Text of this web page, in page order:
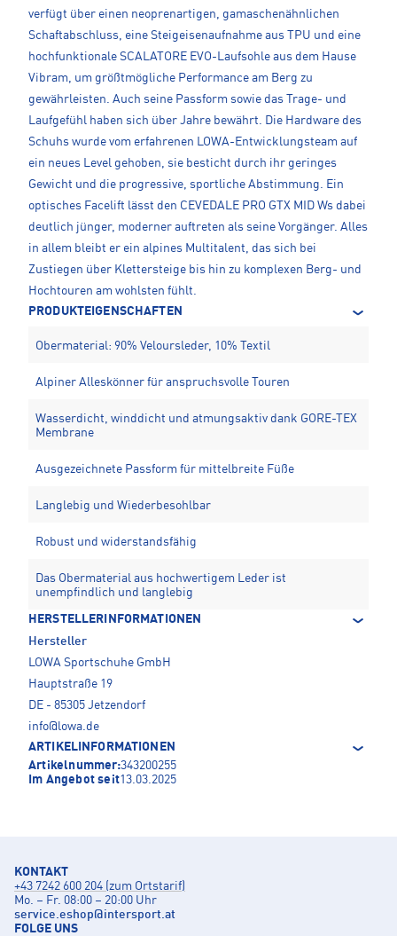
verfügt über einen neoprenartigen, gamaschenähnlichen
Schaftabschluss, eine Steigeisenaufnahme aus TPU und eine
hochfunktionale SCALATORE EVO-Laufsohle aus dem Hause
Vibram, um größtmögliche Performance am Berg zu
gewährleisten. Auch seine Passform sowie das Trage- und
Laufgefühl haben sich über Jahre bewährt. Die Hardware des
Schuhs wurde vom erfahrenen LOWA-Entwicklungsteam auf
ein neues Level gehoben, sie besticht durch ihr geringes
Gewicht und die progressive, sportliche Abstimmung. Ein
optisches Facelift lässt den CEVEDALE PRO GTX MID Ws dabei
deutlich jünger, moderner auftreten als seine Vorgänger. Alles
in allem bleibt er ein alpines Multitalent, das sich bei
Zustiegen über Klettersteige bis hin zu komplexen Berg- und
Hochtouren am wohlsten fühlt.
PRODUKTEIGENSCHAFTEN
Obermaterial: 90% Veloursleder, 10% Textil
Alpiner Alleskönner für anspruchsvolle Touren
Wasserdicht, winddicht und atmungsaktiv dank GORE-TEX
Membrane
Ausgezeichnete Passform für mittelbreite Füße
Langlebig und Wiederbesohlbar
Robust und widerstandsfähig
Das Obermaterial aus hochwertigem Leder ist
unempfindlich und langlebig
HERSTELLERINFORMATIONEN
Hersteller
LOWA Sportschuhe GmbH
Hauptstraße 19
DE - 85305 Jetzendorf
info@lowa.de
ARTIKELINFORMATIONEN
Artikelnummer:343200255
Im Angebot seit13.03.2025
KONTAKT
+43 7242 600 204 (zum Ortstarif)
Mo. – Fr. 08:00 – 20:00 Uhr
service.eshop@intersport.at
FOLGE UNS